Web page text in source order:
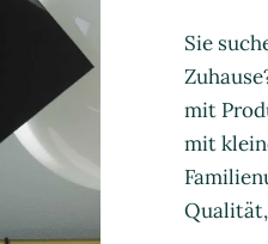
Sie
mit
mit